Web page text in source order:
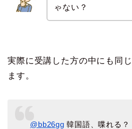
ゃない？
実際に受講した方の中にも同
ます。
@bb26gg 韓国語、喋れる？